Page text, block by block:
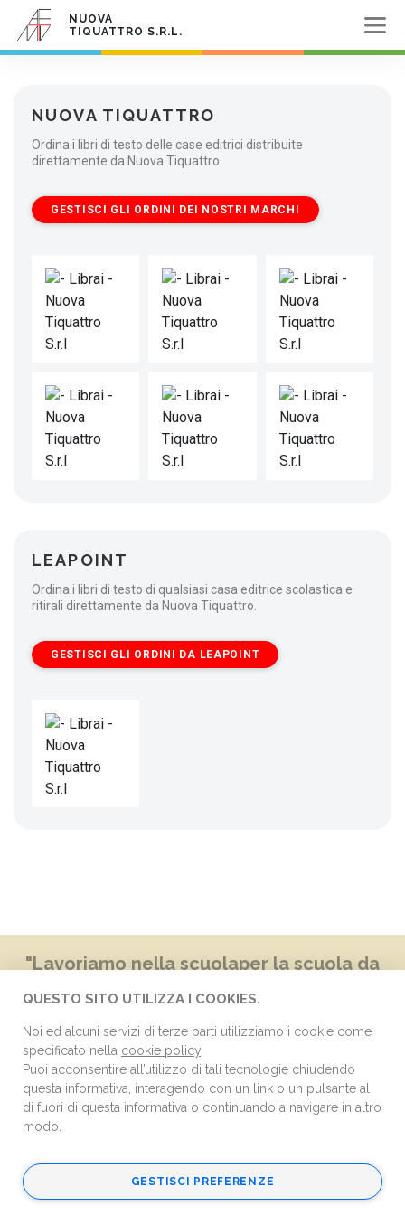
NUOVA
TIQUATTRO S.R.L.
NUOVA TIQUATTRO
Ordina i libri di testo delle case editrici distribuite
direttamente da Nuova Tiquattro.
GESTISCI GLI ORDINI DEI NOSTRI MARCHI
LEAPOINT
Ordina i libri di testo di qualsiasi casa editrice scolastica e
ritirali direttamente da Nuova Tiquattro.
GESTISCI GLI ORDINI DA LEAPOINT
NUOVA TIQUATTRO S.R.L.
INDIRIZZO
Via Carducci, 221/48
Sesto San Giovanni (MI)
ORARI
pomeriggio 14:00-17:00
TELEFONO
"Lavoriamo nella scuolaper la scuola da
QUESTO SITO UTILIZZA I COOKIES.
Noi ed alcuni servizi di terze parti utilizziamo i cookie come
specificato nella cookie policy
Puoi acconsentire all’utilizzo di tali tecnologie chiudendo
questa informativa, interagendo con un link o un pulsante al
di fuori di questa informativa o continuando a navigare in altro
modo.
GESTISCI PREFERENZE